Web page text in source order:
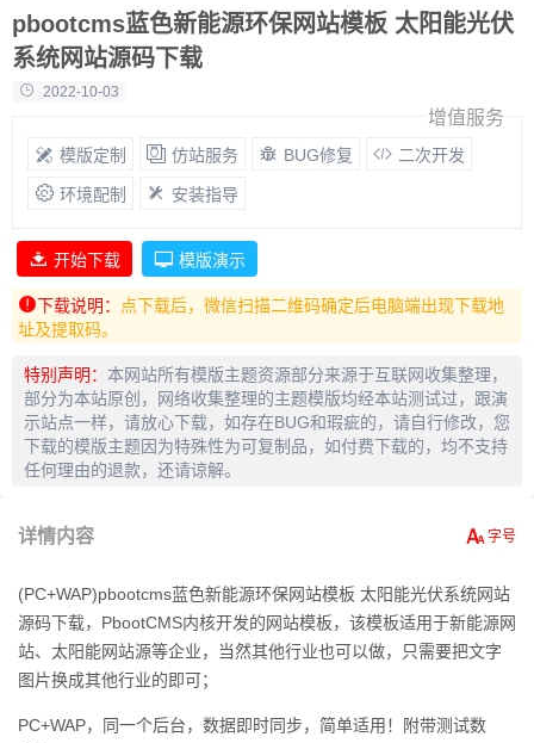
pbootcms蓝色新能源环保网站模板 太阳能光伏
系统网站源码下载
2022-10-03
增值服务
模版定制 仿站服务 BUG修复 二次开发
环境配制 安装指导
开始下载 模版演示
下载说明：
点下载后，微信扫描二维码确定后电脑端出现下载地
址及提取码。
特别声明： 本网站所有模版主题资源部分来源于互联网收集整理，
部分为本站原创，网络收集整理的主题模版均经本站测试过，跟演
示站点一样，请放心下载，如存在BUG和瑕疵的，请自行修改，您
下载的模版主题因为特殊性为可复制品，如付费下载的，均不支持
任何理由的退款，还请谅解。
详情内容
(PC+WAP)pbootcms蓝色新能源环保网站模板 太阳能光伏系统网站
源码下载，PbootCMS内核开发的网站模板，该模板适用于新能源网
站、太阳能网站源等企业，当然其他行业也可以做，只需要把文字
图片换成其他行业的即可；
PC+WAP，同一个后台，数据即时同步，简单适用！附带测试数